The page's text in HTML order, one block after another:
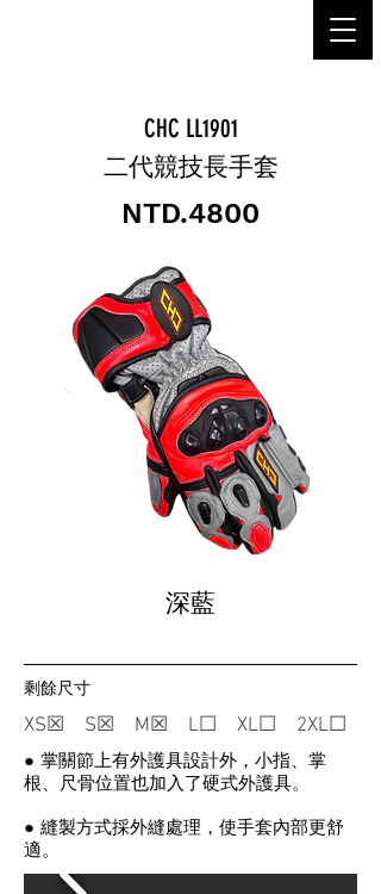
CHC LL1901
二代競技長手套
NTD.4800
深藍
剩餘尺寸
XS☒ S☒ M☒ L☐ XL☐ 2XL☐
● 掌關節上有外護具設計外，小指、掌
根、尺骨位置也加入了硬式外護具。
● 縫製方式採外縫處理，使手套內部更舒
適。